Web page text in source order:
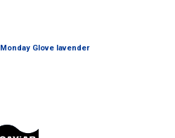
Monday Glove lavender